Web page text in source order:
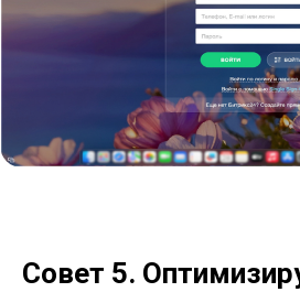
Совет 5.